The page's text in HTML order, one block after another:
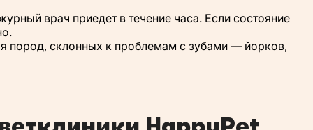
врач приедет в течение часа. Если состояние
пород, склонных к проблемам с зубами — йорков,